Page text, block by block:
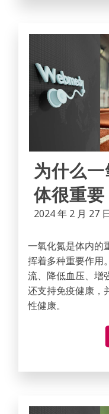
为什么
体很重要
2024 年 2 月 27
一氧化氮是体内的
挥着多种重要作用
流、降低血压、增
还支持免疫健康，
性健康。